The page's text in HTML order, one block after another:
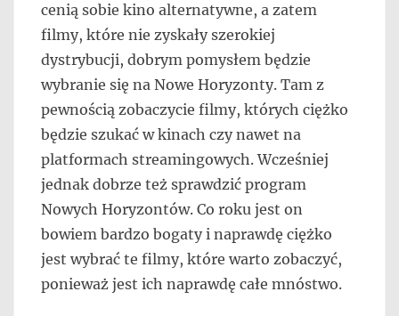
cenią sobie kino alternatywne, a zatem
filmy, które nie zyskały szerokiej
dystrybucji, dobrym pomysłem będzie
wybranie się na Nowe Horyzonty. Tam z
pewnością zobaczycie filmy, których ciężko
będzie szukać w kinach czy nawet na
platformach streamingowych. Wcześniej
jednak dobrze też sprawdzić program
Nowych Horyzontów. Co roku jest on
bowiem bardzo bogaty i naprawdę ciężko
jest wybrać te filmy, które warto zobaczyć,
ponieważ jest ich naprawdę całe mnóstwo.